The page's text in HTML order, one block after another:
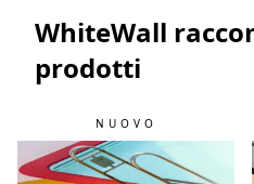
WhiteWall
prodotti
NUOVO